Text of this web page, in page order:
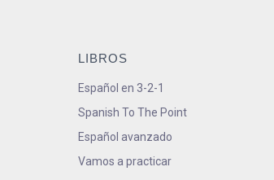
LIBROS
Español en 3-2-1
Spanish To The Point
Español avanzado
Vamos a practicar